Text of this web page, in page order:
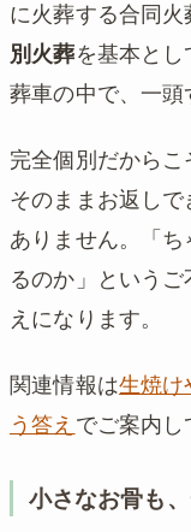
に火葬する合同
別火葬を基本と
葬車の中で、一頭
完全個別だから
そのままお返し
ありません。「ち
るのか」という
えになります。
関連情報は生焼け
う答え でご案内し
小さなお骨も